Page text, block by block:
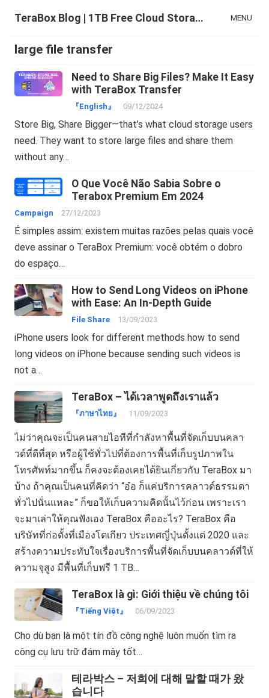
TeraBox Blog | 1TB Free Cloud Storage & All-in-One AI Space MENU
large file transfer
Need to Share Big Files? Make It Easy
with TeraBox Transfer
『English』 09/12/2024
Store Big, Share Bigger—that’s what cloud storage users
need. They want to store large files and share them
without any…
O Que Você Não Sabia Sobre o
Terabox Premium Em 2024
Campaign 27/12/2023
É simples assim: existem muitas razões pelas quais você
deve assinar o TeraBox Premium: você obtém o dobro
do espaço…
How to Send Long Videos on iPhone
with Ease: An In-Depth Guide
File Share 13/09/2023
iPhone users look for different methods how to send
long videos on iPhone because sending such videos is
not a…
TeraBox – ได้เวลาพูดถึงเราแล้ว
『ภาษาไทย』 11/09/2023
ไม่ว่าคุณจะเป็นคนสายไอทีที่กำลังหาพื้นที่จัดเก็บบนคลา
วด์ที่ดีที่สุด หรือผู้ใช้ทั่วไปที่ต้องการพื้นที่เก็บรูปภาพใน
โทรศัพท์มากขึ้น ก็คงจะต้องเคยได้ยินเกี่ยวกับ TeraBox มา
บ้าง ถ้าคุณเป็นคนที่คิดว่า “อ๋อ ก็แค่บริการคลาวด์ธรรมดา
ทั่วไปนั่นแหละ” ก็ขอให้เก็บความคิดนั้นไว้ก่อน เพราะเรา
จะมาเล่าให้คุณฟังเอง TeraBox คืออะไร? TeraBox คือ
บริษัทที่ก่อตั้งที่เมืองโตเกียว ประเทศญี่ปุ่นตั้งแต่ 2020 และ
สร้างความประทับใจเรื่องบริการพื้นที่จัดเก็บบนคลาวด์ที่ให้
ความจุสูง มีพื้นที่เก็บฟรี 1 TB…
TeraBox là gì: Giới thiệu về chúng tôi
『Tiếng Việt』 06/09/2023
Cho dù bạn là một tín đồ công nghệ luôn muốn tìm ra
công cụ lưu trữ đám mây tốt…
테라박스 – 저희에 대해 말할 때가 왔
습니다